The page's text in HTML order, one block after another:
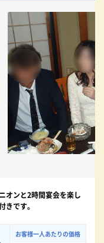
オンと2時間宴会を楽し
きです。
お客様一人あたりの価格